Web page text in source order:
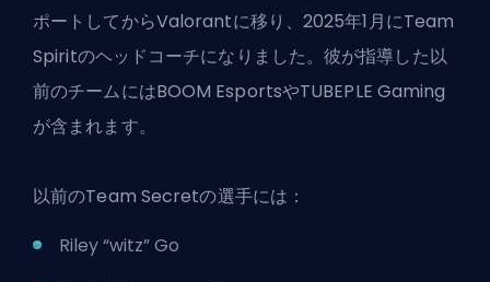
ポートしてからValorantに移り、2025年1月にTeam
Spiritのヘッドコーチになりました。彼が指導した以
前のチームにはBOOM EsportsやTUBEPLE Gaming
が含まれます。
以前のTeam Secretの選手には：
Riley “witz” Go